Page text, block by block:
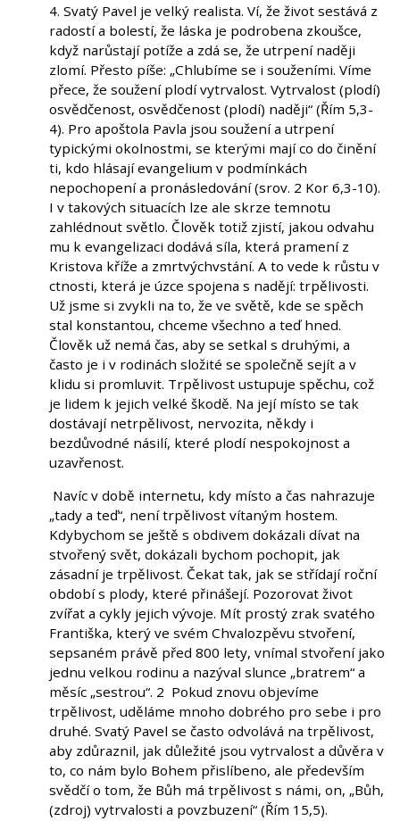
4. Svatý Pavel je velký realista. Ví, že život sestává z
radostí a bolestí, že láska je podrobena zkoušce,
když narůstají potíže a zdá se, že utrpení naději
zlomí. Přesto píše: „Chlubíme se i souženími. Víme
přece, že soužení plodí vytrvalost. Vytrvalost (plodí)
osvědčenost, osvědčenost (plodí) naději“ (Řím 5,3-
4). Pro apoštola Pavla jsou soužení a utrpení
typickými okolnostmi, se kterými mají co do činění
ti, kdo hlásají evangelium v podmínkách
nepochopení a pronásledování (srov. 2 Kor 6,3-10).
I v takových situacích lze ale skrze temnotu
zahlédnout světlo. Člověk totiž zjistí, jakou odvahu
mu k evangelizaci dodává síla, která pramení z
Kristova kříže a zmrtvýchvstání. A to vede k růstu v
ctnosti, která je úzce spojena s nadějí: trpělivosti.
Už jsme si zvykli na to, že ve světě, kde se spěch
stal konstantou, chceme všechno a teď hned.
Člověk už nemá čas, aby se setkal s druhými, a
často je i v rodinách složité se společně sejít a v
klidu si promluvit. Trpělivost ustupuje spěchu, což
je lidem k jejich velké škodě. Na její místo se tak
dostávají netrpělivost, nervozita, někdy i
bezdůvodné násilí, které plodí nespokojnost a
uzavřenost.
Navíc v době internetu, kdy místo a čas nahrazuje
„tady a teď“, není trpělivost vítaným hostem.
Kdybychom se ještě s obdivem dokázali dívat na
stvořený svět, dokázali bychom pochopit, jak
zásadní je trpělivost. Čekat tak, jak se střídají roční
období s plody, které přinášejí. Pozorovat život
zvířat a cykly jejich vývoje. Mít prostý zrak svatého
Františka, který ve svém Chvalozpěvu stvoření,
sepsaném právě před 800 lety, vnímal stvoření jako
jednu velkou rodinu a nazýval slunce „bratrem“ a
měsíc „sestrou“. 2 Pokud znovu objevíme
trpělivost, uděláme mnoho dobrého pro sebe i pro
druhé. Svatý Pavel se často odvolává na trpělivost,
aby zdůraznil, jak důležité jsou vytrvalost a důvěra v
to, co nám bylo Bohem přislíbeno, ale především
svědčí o tom, že Bůh má trpělivost s námi, on, „Bůh,
(zdroj) vytrvalosti a povzbuzení“ (Řím 15,5).